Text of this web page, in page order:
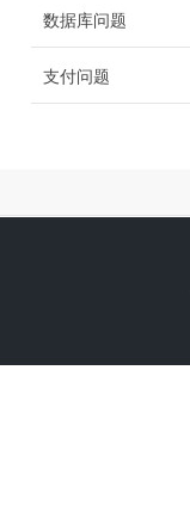
数据库问题
支付问题